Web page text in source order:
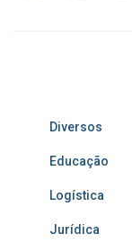
Diversos
Educação
Logística
Jurídica